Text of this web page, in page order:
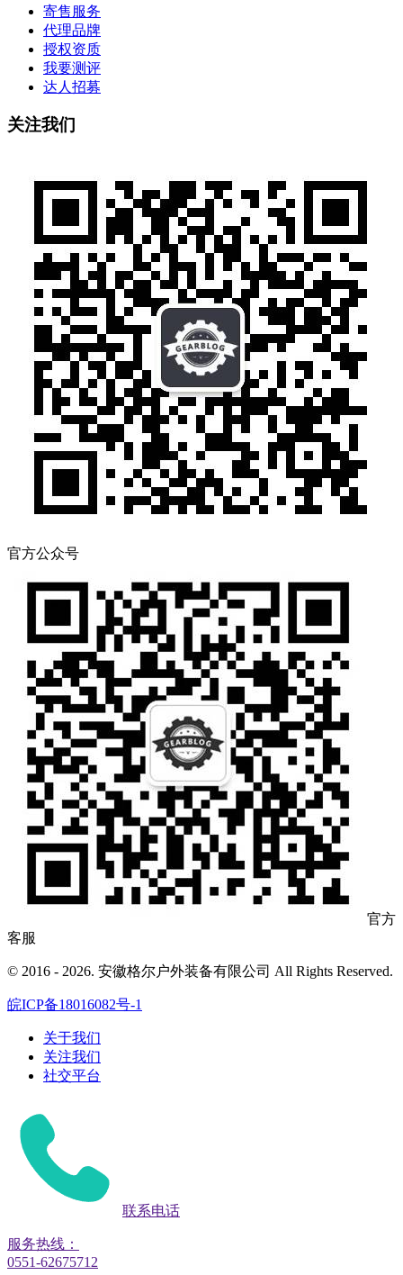
寄售服务
代理品牌
授权资质
我要测评
达人招募
关注我们
官方公众号
官方
客服
© 2016 - 2026. 安徽格尔户外装备有限公司 All Rights Reserved.
皖ICP备18016082号-1
关于我们
关注我们
社交平台
联系电话
服务热线：
0551-62675712